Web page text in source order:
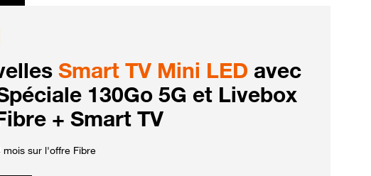
Smart TV Mini LED avec
130Go 5G et Livebox
+ Smart TV
mois sur l'offre Fibre